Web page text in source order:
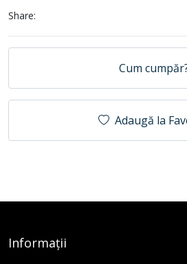
Share:
Cum
Adaugă la
Informații